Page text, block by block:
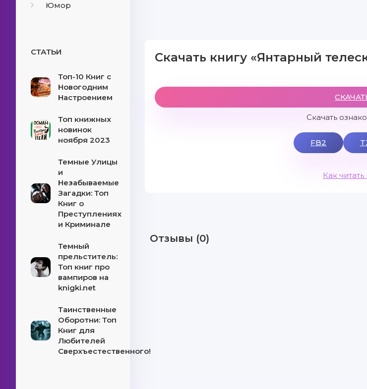
Юмор
СТАТЬИ
Топ-10 Книг с
Новогодним
Настроением
Топ книжных
новинок
ноября 2023
Темные Улицы
и
Незабываемые
Загадки: Топ
Книг о
Преступлениях
и Криминале
Темный
прельститель:
Топ книг про
вампиров на
knigki.net
Таинственные
Оборотни: Топ
Книг для
Любителей
Сверхъестественного!
Скачать книгу «Янтарный
Скачать
FB2
Как
Отзывы (0)